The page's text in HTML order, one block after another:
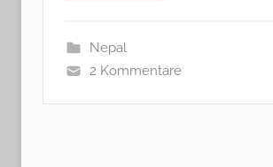
Nepal
2 Kommentare